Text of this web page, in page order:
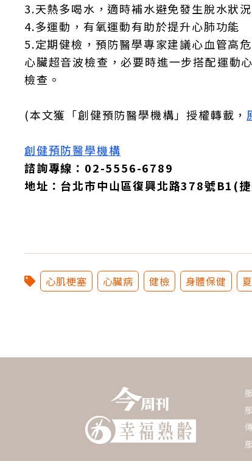
3.天熱多喝水，適時補水避免發生脫水狀況
4.多運動，有氧運動有助於提升心肺功能
5.定期健檢，預防醫學專家建議心血管高
心臟超音波檢查，必要時進一步搭配運動
檢查。
(本文獲「創健預防醫學機構」授權轉載，
創健預防醫學機構
諮詢專線：02-5556-6789
地址：台北市中山區復興北路378號B1(
心肌梗塞 心臟病 健檢 身體保健